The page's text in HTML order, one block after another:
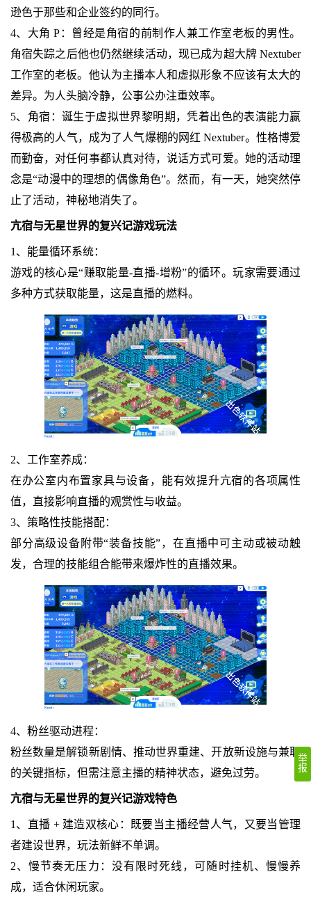
逊色于那些和企业签约的同行。
4、大角 P：曾经是角宿的前制作人兼工作室老板的男性。
角宿失踪之后他也仍然继续活动，现已成为超大牌 Nextuber
工作室的老板。他认为主播本人和虚拟形象不应该有太大的
差异。为人头脑冷静，公事公办注重效率。
5、角宿：诞生于虚拟世界黎明期，凭着出色的表演能力赢
得极高的人气，成为了人气爆棚的网红 Nextuber。性格博爱
而勤奋，对任何事都认真对待，说话方式可爱。她的活动理
念是“动漫中的理想的偶像角色”。然而，有一天，她突然停
止了活动，神秘地消失了。
亢宿与无星世界的复兴记游戏玩法
1、能量循环系统：
游戏的核心是“赚取能量-直播-增粉”的循环。玩家需要通过
多种方式获取能量，这是直播的燃料。
2、工作室养成：
在办公室内布置家具与设备，能有效提升亢宿的各项属性
值，直接影响直播的观赏性与收益。
3、策略性技能搭配：
部分高级设备附带“装备技能”，在直播中可主动或被动触
发，合理的技能组合能带来爆炸性的直播效果。
4、粉丝驱动进程：
粉丝数量是解锁新剧情、推动世界重建、开放新设施与兼职
的关键指标，但需注意主播的精神状态，避免过劳。
亢宿与无星世界的复兴记游戏特色
1、直播 + 建造双核心：既要当主播经营人气，又要当管理
者建设世界，玩法新鲜不单调。
2、慢节奏无压力：没有限时死线，可随时挂机、慢慢养
成，适合休闲玩家。
举
报